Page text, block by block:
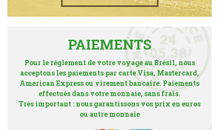
PAIEMENTS
Pour le réglement de votre voyage au Brésil, nous
acceptons les paiements par carte Visa, Mastercard,
American Express ou virement bancaire. Paiements
effectués dans votre monnaie, sans frais.
Très important : nous garantissons vos prix en euros
ou autre monnaie